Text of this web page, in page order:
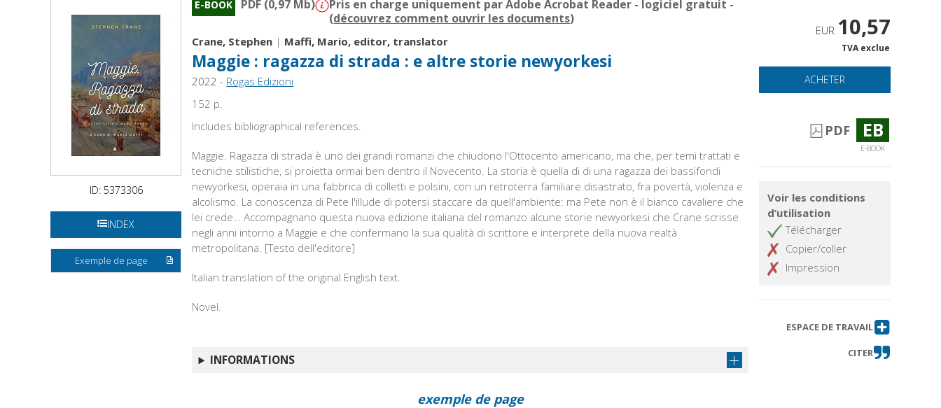
ID: 5373306
INDEX
Exemple de page
E-BOOK PDF (0,97 Mb)
Pris en charge uniquement par Adobe Acrobat Reader - logiciel gratuit -
(découvrez comment ouvrir les documents)
Crane, Stephen | Maffi, Mario, editor, translator
Maggie : ragazza di strada : e altre storie newyorkesi
2022 - Rogas Edizioni
152 p.
Includes bibliographical references.
Maggie. Ragazza di strada è uno dei grandi romanzi che chiudono l'Ottocento americano, ma che, per temi trattati e
tecniche stilistiche, si proietta ormai ben dentro il Novecento. La storia è quella di di una ragazza dei bassifondi
newyorkesi, operaia in una fabbrica di colletti e polsini, con un retroterra familiare disastrato, fra povertà, violenza e
alcolismo. La conoscenza di Pete l'illude di potersi staccare da quell'ambiente: ma Pete non è il bianco cavaliere che
lei crede… Accompagnano questa nuova edizione italiana del romanzo alcune storie newyorkesi che Crane scrisse
negli anni intorno a Maggie e che confermano la sua qualità di scrittore e interprete della nuova realtà
metropolitana. [Testo dell'editore]
Italian translation of the original English text.
Novel.
INFORMATIONS
EUR 10,57
TVA exclue
ACHETER
PDF EB
E-BOOK
Voir les conditions
d’utilisation
Télécharger
Copier/coller
Impression
ESPACE DE TRAVAIL
CITER
exemple de page